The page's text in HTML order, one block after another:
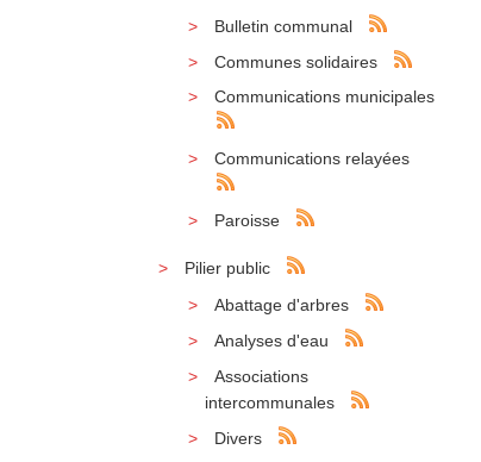
Bulletin communal
Communes solidaires
Communications municipales
Communications relayées
Paroisse
Pilier public
Abattage d'arbres
Analyses d'eau
Associations
intercommunales
Divers